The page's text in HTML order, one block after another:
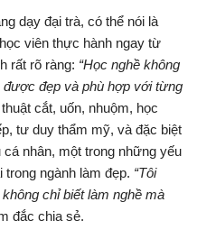
dạy đại trà, có thể nói là
viên thực hành ngay từ
rất rõ ràng: “Học nghề không
được đẹp và phù hợp với từng
cắt, uốn, nhuộm, học
tư duy thẩm mỹ, và đặc biệt
nhân, một trong những yếu
trong ngành làm đẹp. “Tôi
chỉ biết làm nghề mà
đắc chia sẻ.